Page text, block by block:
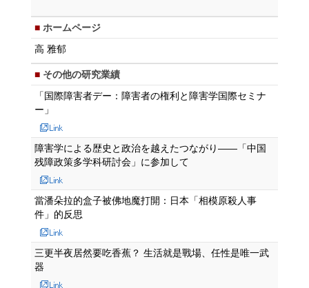
ホームページ
高 雅郁
その他の研究業績
「国際障害者デー：障害者の権利と障害学国際セミナ
ー」
障害学による歴史と政治を越えたつながり――「中国
残障政策多学科研討会」に参加して
當潘朵拉的盒子被佛地魔打開：日本「相模原殺人事
件」的反思
三更半夜居然要吃香蕉？ 生活就是戰場、任性是唯一武
器